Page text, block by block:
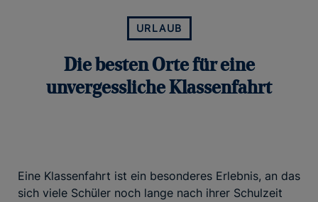
URLAUB
Die besten Orte für eine
unvergessliche Klassenfahrt
Eine Klassenfahrt ist ein besonderes Erlebnis, an das
sich viele Schüler noch lange nach ihrer Schulzeit